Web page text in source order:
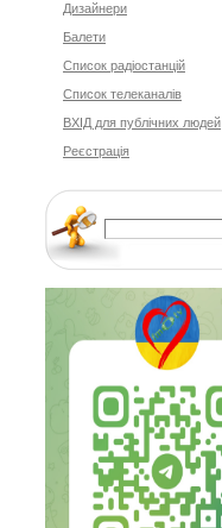
Дизайнери
Балети
Cписок радіостанцій
Список телеканалів
ВХІД для публічних людей
Реєстрація